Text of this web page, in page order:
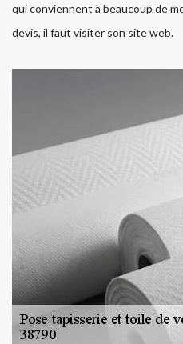
qui conviennent à beaucoup de
devis, il faut visiter son site web.